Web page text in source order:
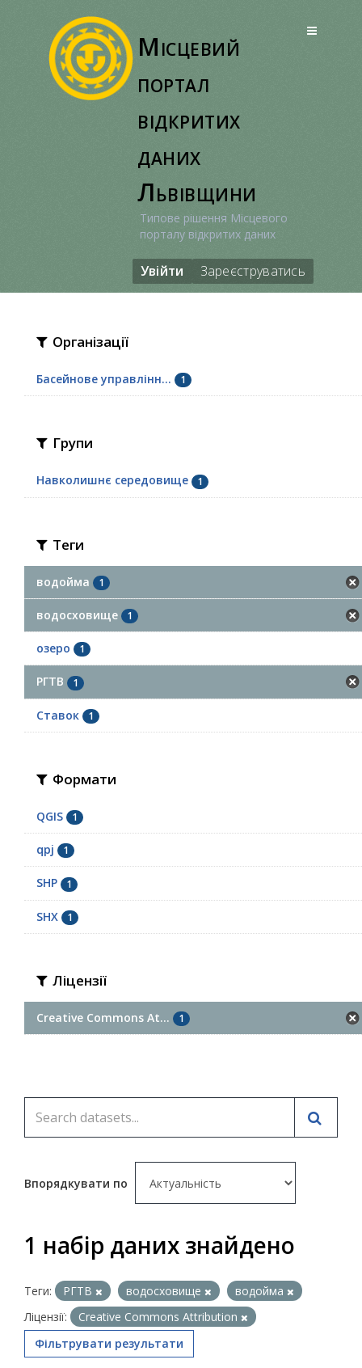
Місцевий
портал
відкритих
даних
Львівщини
Типове рішення Місцевого
порталу відкритих даних
Увійти Зареєструватись
Організації
Басейнове управлінн... 1
Групи
Навколишнє середовище 1
Теги
водойма 1
водосховище 1
озеро 1
РГТВ 1
Ставок 1
Формати
QGIS 1
qpj 1
SHP 1
SHX 1
Ліцензії
Creative Commons At... 1
Впорядкувати по
1 набір даних знайдено
Теги: РГТВ водосховище
водойма
Ліцензії:
Creative Commons Attribution
Фільтрувати результати